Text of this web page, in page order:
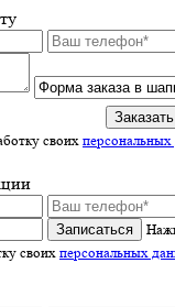
своих
Записаться
своих персональных